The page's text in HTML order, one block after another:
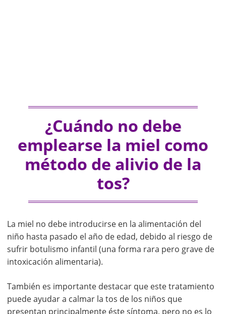
¿Cuándo no debe
emplearse la miel como
método de alivio de la
tos?
La miel no debe introducirse en la alimentación del
niño hasta pasado el año de edad, debido al riesgo de
sufrir botulismo infantil (una forma rara pero grave de
intoxicación alimentaria).
También es importante destacar que este tratamiento
puede ayudar a calmar la tos de los niños que
presentan principalmente éste síntoma, pero no es lo